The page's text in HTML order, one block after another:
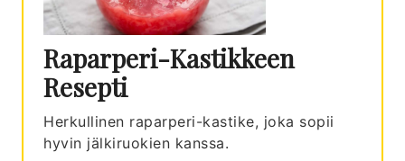
Raparperi-Kastikkeen
Resepti
Herkullinen raparperi-kastike, joka sopii
hyvin jälkiruokien kanssa.